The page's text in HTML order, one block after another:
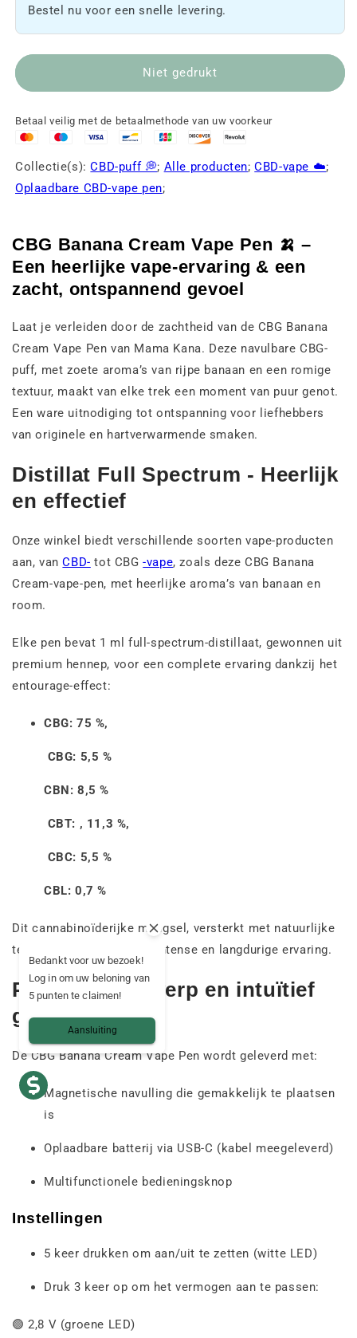
pen
verminderen
pen
🍌
Bestel nu voor een snelle levering.
Niet gedrukt
Betaal veilig met de betaalmethode van uw voorkeur
Collectie(s):CBD-puff 💭; Alle producten;CBD-vape ☁️;
Oplaadbare CBD-vape pen;
CBG Banana Cream Vape Pen 🍌 –
Een heerlijke vape-ervaring & een
zacht, ontspannend gevoel
Laat je verleiden door de zachtheid van de CBG Banana
Cream Vape Pen van Mama Kana. Deze navulbare CBG-
puff, met zoete aroma’s van rijpe banaan en een romige
textuur, maakt van elke trek een moment van puur genot.
Een ware uitnodiging tot ontspanning voor liefhebbers
van originele en hartverwarmende smaken.
Distillat Full Spectrum - Heerlijk
en effectief
Onze winkel biedt verschillende soorten vape-producten
aan, vanCBD- tot CBG-vape, zoals deze CBG Banana
Cream-vape-pen, met heerlijke aroma’s van banaan en
room.
Elke pen bevat 1 ml full-spectrum-distillaat, gewonnen uit
premium hennep, voor een complete ervaring dankzij het
entourage-effect:
CBG: 75 %,
CBG: 5,5 %
CBN: 8,5 %
CBT: , 11,3 %,
CBC: 5,5 %
CBL: 0,7 %
Dit cannabinoïderijke mengsel, versterkt met natuurlijke
terpenen, zorgt voor een intense en langdurige ervaring.
Praktisch ontwerp en intuïtief
gebruik
De CBG Banana Cream Vape Pen wordt geleverd met:
Magnetische navulling die gemakkelijk te plaatsen
is
Oplaadbare batterij via USB-C (kabel meegeleverd)
Multifunctionele bedieningsknop
Instellingen
5 keer drukken om aan/uit te zetten (witte LED)
Druk 3 keer op om het vermogen aan te passen:
🟢 2,8 V (groene LED)
Bedankt voor uw bezoek!
Log in om uw beloning van
5 punten te claimen!
Aansluiting